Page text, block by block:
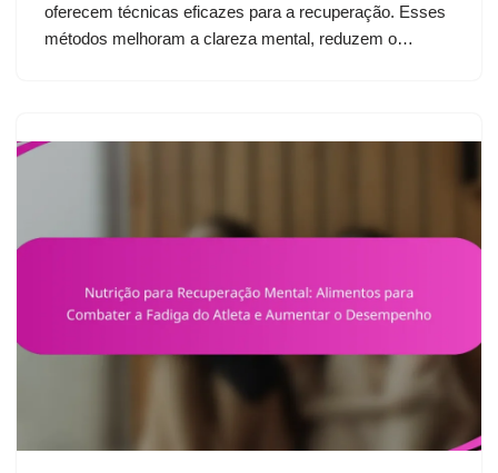
oferecem técnicas eficazes para a recuperação. Esses
métodos melhoram a clareza mental, reduzem o…